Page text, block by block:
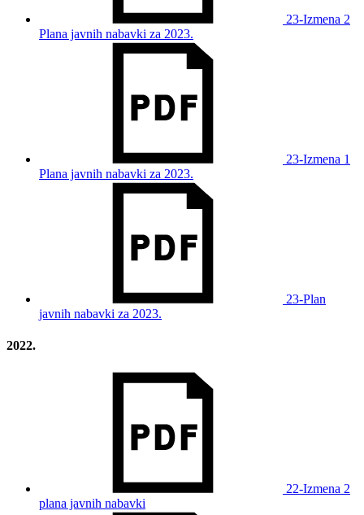
23-Izmena 2
Plana javnih nabavki za 2023.
23-Izmena 1
Plana javnih nabavki za 2023.
23-Plan
javnih nabavki za 2023.
2022.
22-Izmena 2
plana javnih nabavki